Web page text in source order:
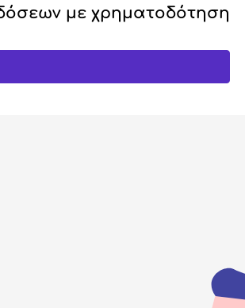
με χρηματοδότηση